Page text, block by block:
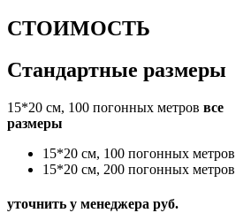
СТОИМОСТЬ
Стандартные размеры
15*20 см, 100 погонных метров все
размеры
15*20 см, 100 погонных метров
15*20 см, 200 погонных метров
уточнить у менеджера руб.